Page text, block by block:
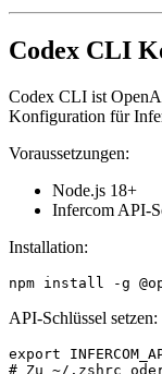
Codex CLI
Codex CLI ist
Konfiguration für
Voraussetzungen:
Node.js 18+
Infercom API-
Installation:
npm install -g
API-Schlüssel setzen:
export
# Zu ~/.zshrc